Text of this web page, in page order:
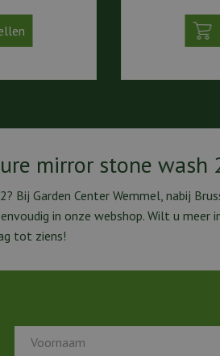
mirror stone wash
Garden Center Wemmel, nabij
in onze webshop. Wilt u
tot ziens!